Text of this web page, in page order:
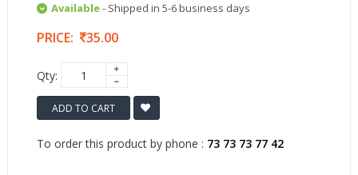
Available- Shipped in 5-6 business days
PRICE: 35.00
Qty:
ADD TO CART
To order this product by phone : 73 73 73 77 42